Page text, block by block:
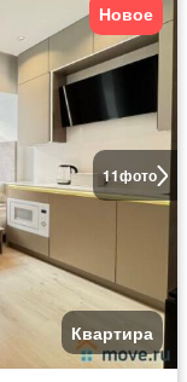
11фото
Новое
Квартира